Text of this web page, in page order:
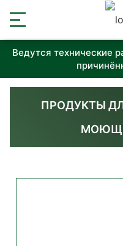
Ведутся технические
ПРОДУКТЫ